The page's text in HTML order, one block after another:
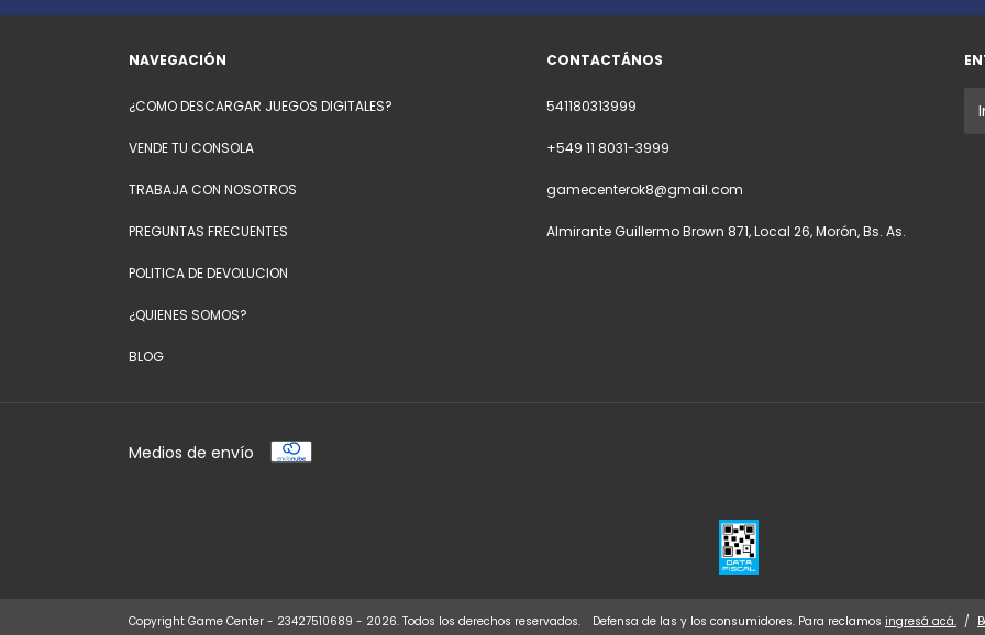
NAVEGACIÓN
¿COMO DESCARGAR JUEGOS DIGITALES?
VENDE TU CONSOLA
TRABAJA CON NOSOTROS
PREGUNTAS FRECUENTES
POLITICA DE DEVOLUCION
¿QUIENES SOMOS?
BLOG
CONTACTÁNOS
541180313999
+549 11 8031-3999
gamecenterok8@gmail.com
Almirante Guillermo Brown 871, Local 26, Morón, Bs. As.
Medios de envío
Copyright Game Center - 23427510689 - 2026. Todos los derechos reservados. Defensa de las y los consumidores. Para reclamos ingresá acá. /